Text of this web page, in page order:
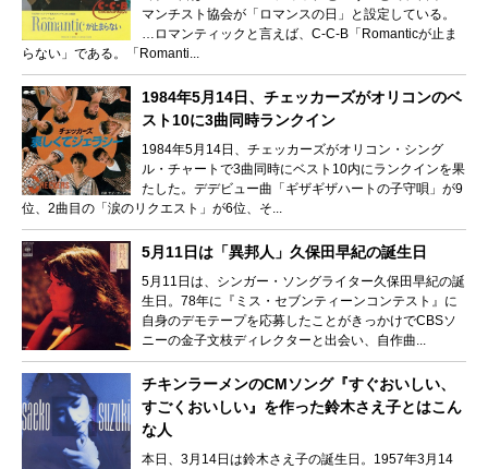
マンチスト協会が「ロマンスの日」と設定している。
…ロマンティックと言えば、C-C-B「Romanticが止ま
らない」である。「Romanti...
1984年5月14日、チェッカーズがオリコンのベ
スト10に3曲同時ランクイン
1984年5月14日、チェッカーズがオリコン・シング
ル・チャートで3曲同時にベスト10内にランクインを果
たした。デデビュー曲「ギザギザハートの子守唄」が9
位、2曲目の「涙のリクエスト」が6位、そ...
5月11日は「異邦人」久保田早紀の誕生日
5月11日は、シンガー・ソングライター久保田早紀の誕
生日。78年に『ミス・セブンティーンコンテスト』に
自身のデモテープを応募したことがきっかけでCBSソ
ニーの金子文枝ディレクターと出会い、自作曲...
チキンラーメンのCMソング『すぐおいしい、
すごくおいしい』を作った鈴木さえ子とはこん
な人
本日、3月14日は鈴木さえ子の誕生日。1957年3月14